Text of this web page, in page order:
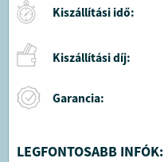
Kiszállítási idő:
Kiszállítási díj:
Garancia:
LEGFONTOSABB INFÓK: